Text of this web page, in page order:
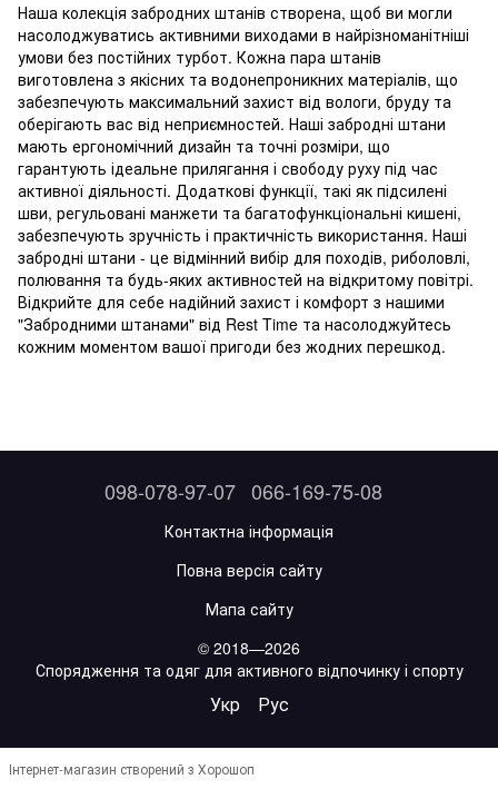
Наша колекція забродних штанів створена, щоб ви могли
насолоджуватись активними виходами в найрізноманітніші
умови без постійних турбот. Кожна пара штанів
виготовлена з якісних та водонепроникних матеріалів, що
забезпечують максимальний захист від вологи, бруду та
оберігають вас від неприємностей. Наші забродні штани
мають ергономічний дизайн та точні розміри, що
гарантують ідеальне прилягання і свободу руху під час
активної діяльності. Додаткові функції, такі як підсилені
шви, регульовані манжети та багатофункціональні кишені,
забезпечують зручність і практичність використання. Наші
забродні штани - це відмінний вибір для походів, риболовлі,
полювання та будь-яких активностей на відкритому повітрі.
Відкрийте для себе надійний захист і комфорт з нашими
"Забродними штанами" від Rest Time та насолоджуйтесь
кожним моментом вашої пригоди без жодних перешкод.
098-078-97-07 066-169-75-08
Контактна інформація
Повна версія сайту
Мапа сайту
© 2018—2026
Спорядження та одяг для активного відпочинку і спорту
Укр Рус
Інтернет-магазин створений з Хорошоп